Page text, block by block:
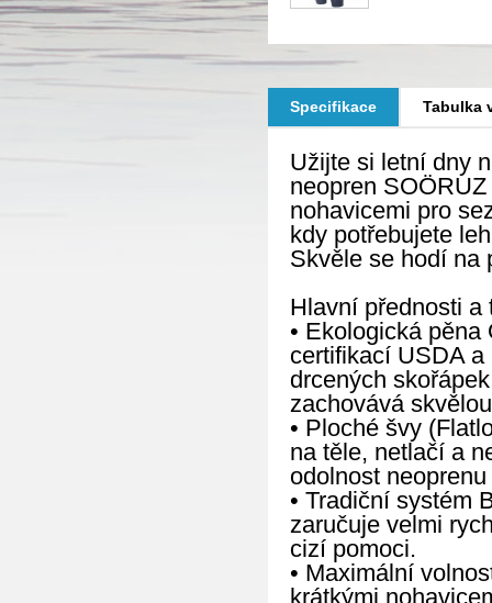
Specifikace Tabulka
Užijte si letní dny
neopren
nohavicemi pro
kdy potřebujete
Skvěle se hodí na
Hlavní přednosti a
• Ekologická
certifikací USDA
drcených
zachovává
• Ploché švy
na těle, netlačí a
odolnost
• Tradiční systém
zaručuje velmi
cizí pomoci.
• Maximální
krátkými